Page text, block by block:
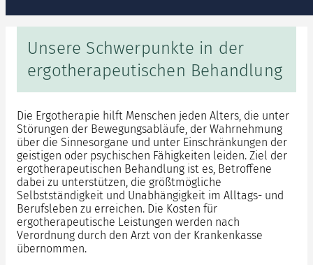
Unsere Schwerpunkte in der
ergotherapeutischen Behandlung
Die Ergotherapie hilft Menschen jeden Alters, die unter
Störungen der Bewegungsabläufe, der Wahrnehmung
über die Sinnesorgane und unter Einschränkungen der
geistigen oder psychischen Fähigkeiten leiden. Ziel der
ergotherapeutischen Behandlung ist es, Betroffene
dabei zu unterstützen, die größtmögliche
Selbstständigkeit und Unabhängigkeit im Alltags- und
Berufsleben zu erreichen. Die Kosten für
ergotherapeutische Leistungen werden nach
Verordnung durch den Arzt von der Krankenkasse
übernommen.